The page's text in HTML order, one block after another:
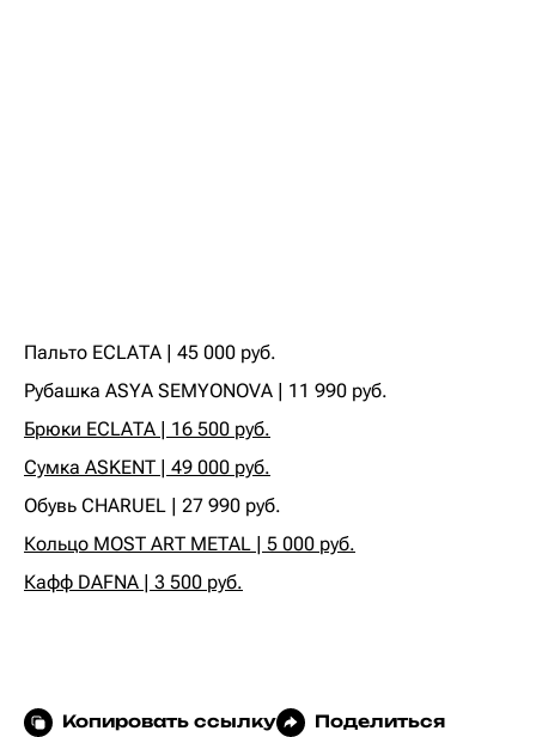
Пальто ECLATA | 45 000 руб.‍
‍Рубашка ASYA SEMYONOVA | 11 990 руб.‍
Брюки ECLATA | 16 500 руб.
Сумка ASKENT | 49 000 руб.
‍Обувь CHARUEL | 27 990 руб.‍
Кольцо MOST ART METAL | 5 000 руб.
Кафф DAFNA | 3 500 руб.
Копировать ссылку
Поделиться